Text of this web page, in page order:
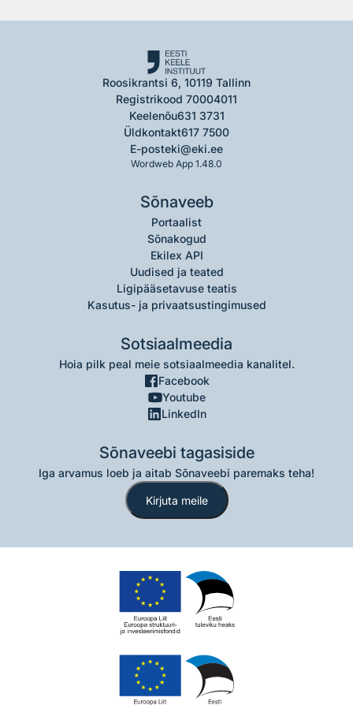
Roosikrantsi 6, 10119 Tallinn
Registrikood 70004011
Keelenõu631 3731
Üldkontakt617 7500
E-posteki@eki.ee
Wordweb App 1.48.0
Sõnaveeb
Portaalist
Sõnakogud
Ekilex API
Uudised ja teated
Ligipääsetavuse teatis
Kasutus- ja privaatsustingimused
Sotsiaalmeedia
Hoia pilk peal meie sotsiaalmeedia kanalitel.
Facebook
Youtube
LinkedIn
Sõnaveebi tagasiside
Iga arvamus loeb ja aitab Sõnaveebi paremaks teha!
Kirjuta meile